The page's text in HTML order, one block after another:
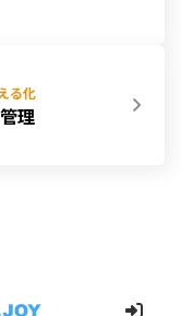
る化
理